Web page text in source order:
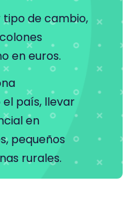
tipo de cambio,
en euros.
país, llevar
en
pequeños
rurales.